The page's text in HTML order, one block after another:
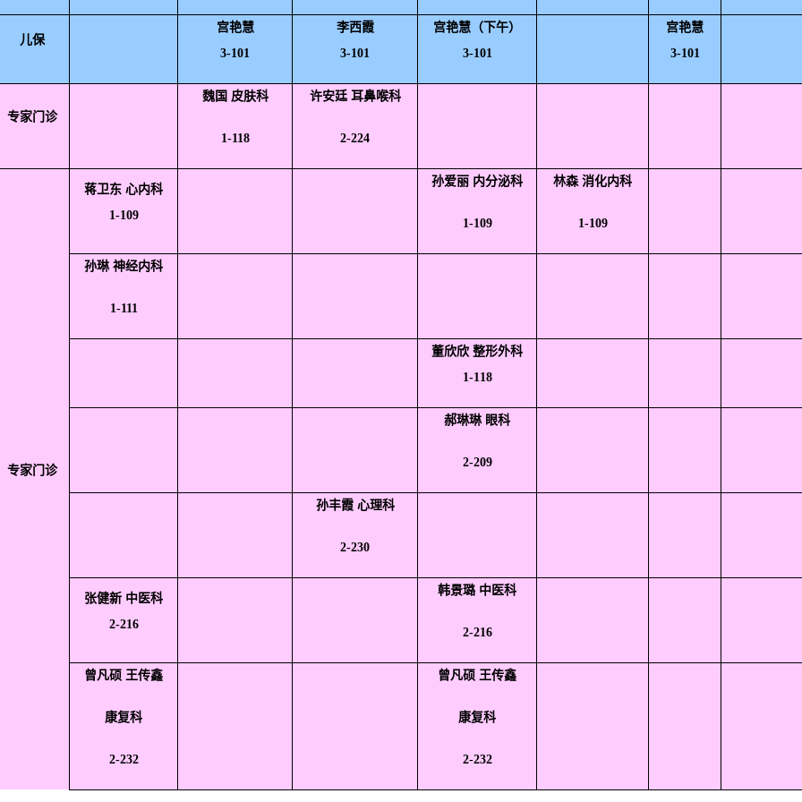
儿保
宫艳慧
3-101
李西霞
3-101
宫艳慧（下午）
3-101
宫艳慧
3-101
专家门诊
魏国 皮肤科
1-118
许安廷 耳鼻喉科
2-224
专家门诊
蒋卫东 心内科
1-109
孙爱丽 内分泌科
1-109
林森 消化内科
1-109
孙琳 神经内科
1-111
董欣欣 整形外科
1-118
郝琳琳 眼科
2-209
孙丰霞 心理科
2-230
张健新 中医科
2-216
韩景璐 中医科
2-216
曾凡硕 王传鑫
康复科
2-232
曾凡硕 王传鑫
康复科
2-232